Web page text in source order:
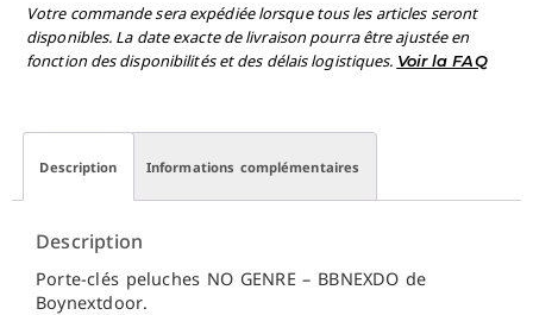
Votre commande sera expédiée lorsque tous les articles seront
disponibles. La date exacte de livraison pourra être ajustée en
fonction des disponibilités et des délais logistiques. Voir la FAQ
Description Informations complémentaires
Description
Porte-clés peluches NO GENRE – BBNEXDO de
Boynextdoor.